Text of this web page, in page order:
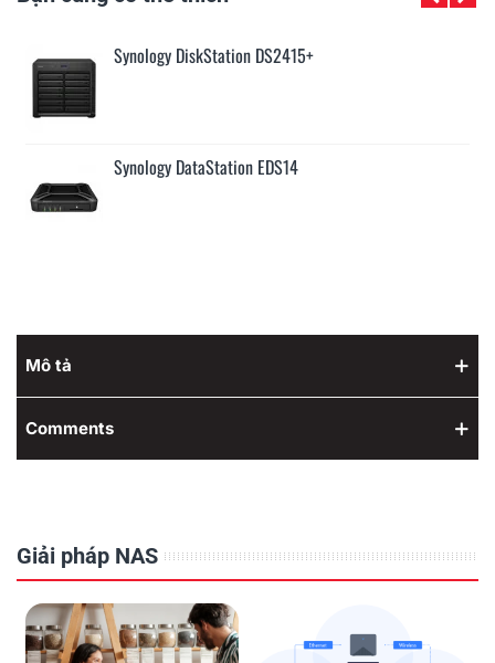
Synology DiskStation DS2415+
Synology DataStation EDS14
Mô tả
Comments
Giải pháp NAS